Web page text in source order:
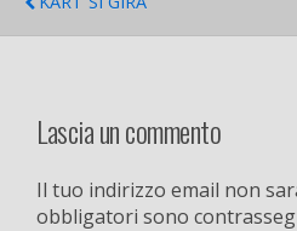
Lascia un commento
Il tuo indirizzo email non
obbligatori sono